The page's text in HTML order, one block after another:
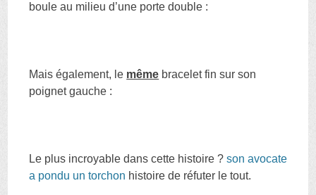
boule au milieu d’une porte double :
Mais également, le même bracelet fin sur son
poignet gauche :
Le plus incroyable dans cette histoire ?son avocate
a pondu un torchon histoire de réfuter le tout.